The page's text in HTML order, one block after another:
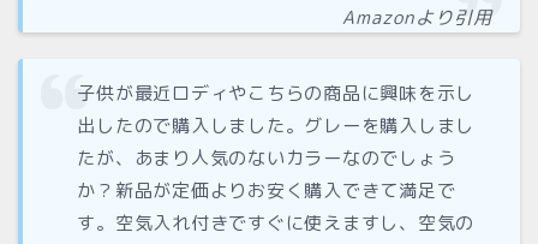
Amazonより引用
子供が最近ロディやこちらの商品に興味を示し
出したので購入しました。グレーを購入しまし
たが、あまり人気のないカラーなのでしょう
か？新品が定価よりお安く購入できて満足で
す。空気入れ付きですぐに使えますし、空気の